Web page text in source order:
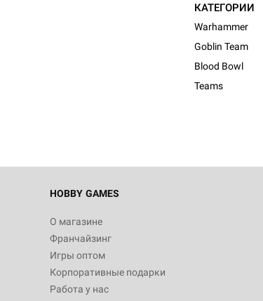
КАТЕГОРИИ
Warhammer
Goblin Team
Blood Bowl
Teams
HOBBY GAMES
О магазине
Франчайзинг
Игры оптом
Корпоративные подарки
Работа у нас
Настольная игра Hobby World Журнал
"Мир фантастики. Спецвыпуск: Братья
империи: Боевая тревога
799
Настольная игра Hobby World Сумерки
империи. Четвёртая редакция: Грозовой
Рубеж
12 990